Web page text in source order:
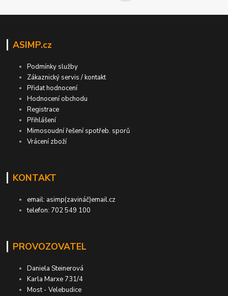
ASIMP.cz
Podmínky služby
Zákaznický servis / kontakt
Přidat hodnocení
Hodnocení obchodu
Registrace
Přihlášení
Mimosoudní řešení spotřeb. sporů
Vrácení zboží
KONTAKT
email: asimp(zavináč)email.cz
telefon: 702 549 100
PROVOZOVATEL
Daniela Steinerová
Karla Marxe 731/4
Most - Velebudice